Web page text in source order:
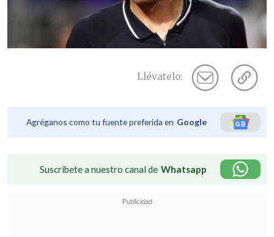
Llévatelo:
Agréganos como tu fuente preferida en Google
Suscríbete a nuestro canal de Whatsapp